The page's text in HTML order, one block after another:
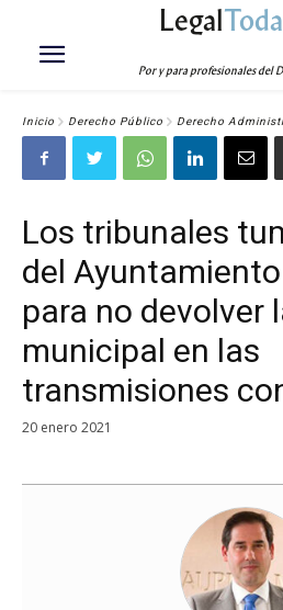
Legal
Por y para profesionales del
Inicio Derecho Público Derecho
Los tribunales
del
para no devolver
municipal en las
transmisiones
20 enero 2021